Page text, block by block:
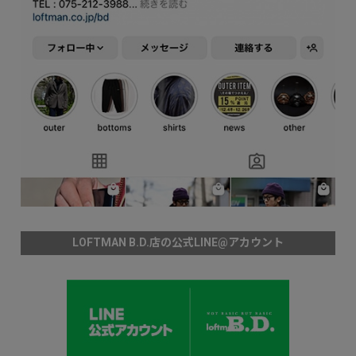
LOFTMAN B.D.店の公式LINE@アカウント